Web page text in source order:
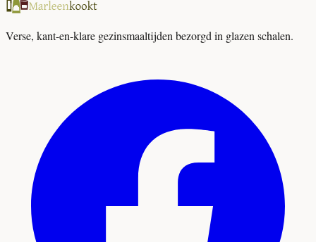
Verse, kant-en-klare gezinsmaaltijden bezorgd in glazen schalen.